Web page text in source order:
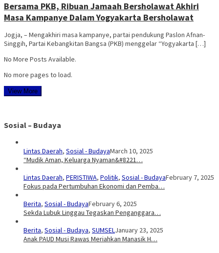
Bersama PKB, Ribuan Jamaah Bersholawat Akhiri
Masa Kampanye Dalam Yogyakarta Bersholawat
Jogja, – Mengakhiri masa kampanye, partai pendukung Paslon Afnan-
Singgih, Partai Kebangkitan Bangsa (PKB) menggelar “Yogyakarta […]
No More Posts Available.
No more pages to load.
View More
Sosial – Budaya
Lintas Daerah, Sosial - BudayaMarch 10, 2025
“Mudik Aman, Keluarga Nyaman&#8221…
Lintas Daerah, PERISTIWA, Politik, Sosial - BudayaFebruary 7, 2025
Fokus pada Pertumbuhan Ekonomi dan Pemba…
Berita, Sosial - BudayaFebruary 6, 2025
Sekda Lubuk Linggau Tegaskan Penganggara…
Berita, Sosial - Budaya, SUMSELJanuary 23, 2025
Anak PAUD Musi Rawas Meriahkan Manasik H…